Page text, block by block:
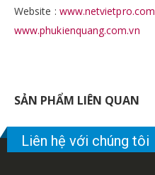
Website : www.netvietpro.com
www.phukienquang.com.vn
SẢN PHẨM LIÊN QUAN
Liên hệ với chúng tôi